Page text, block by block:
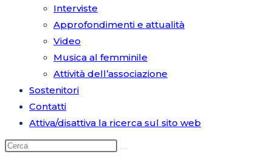
Interviste
Approfondimenti e attualità
Video
Musica al femminile
Attività dell’associazione
Sostenitori
Contatti
Attiva/disattiva la ricerca sul sito web